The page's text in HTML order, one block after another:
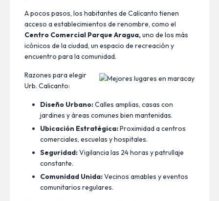
A pocos pasos, los habitantes de Calicanto tienen
acceso a establecimientos de renombre, como el
Centro Comercial Parque Aragua,uno de los más
icónicos de la ciudad, un espacio de recreación y
encuentro para la comunidad.
Razones para elegir
Urb. Calicanto:
Diseño Urbano:Calles amplias, casas con
jardines y áreas comunes bien mantenidas.
Ubicación Estratégica:Proximidad a centros
comerciales, escuelas y hospitales.
Seguridad:Vigilancia las 24 horas y patrullaje
constante.
Comunidad Unida:Vecinos amables y eventos
comunitarios regulares.